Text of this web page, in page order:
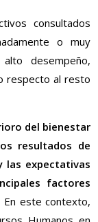
consultados
o muy
desempeño,
respecto al resto
del bienestar
resultados de
las expectativas
factores
En este contexto,